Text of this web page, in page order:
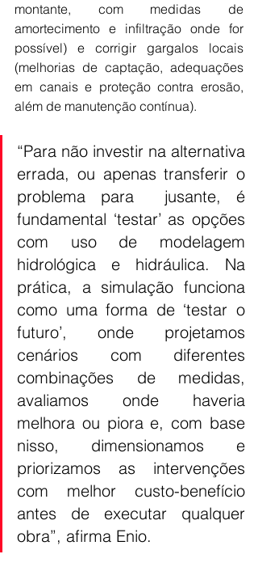
montante, com medidas de
amortecimento e infiltração onde for
possível) e corrigir gargalos locais
(melhorias de captação, adequações
em canais e proteção contra erosão,
além de manutenção contínua).
“Para não investir na alternativa
errada, ou apenas transferir o
problema para  jusante, é
fundamental ‘testar’ as opções
com uso de modelagem
hidrológica e hidráulica. Na
prática, a simulação funciona
como uma forma de ‘testar o
futuro’, onde projetamos
cenários com diferentes
combinações de medidas,
avaliamos onde haveria
melhora ou piora e, com base
nisso, dimensionamos e
priorizamos as intervenções
com melhor custo-benefício
antes de executar qualquer
obra”, afirma Enio.